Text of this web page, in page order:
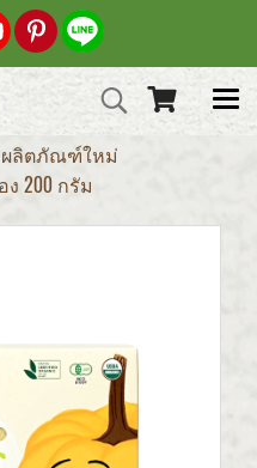
ผลิตภัณฑ์ใหม่
200 กรัม